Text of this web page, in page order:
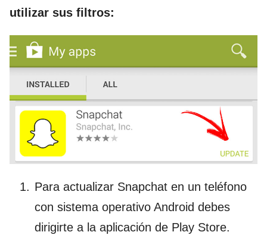
utilizar sus filtros:
Para actualizar Snapchat en un teléfono
con sistema operativo Android debes
dirigirte a la aplicación de Play Store.